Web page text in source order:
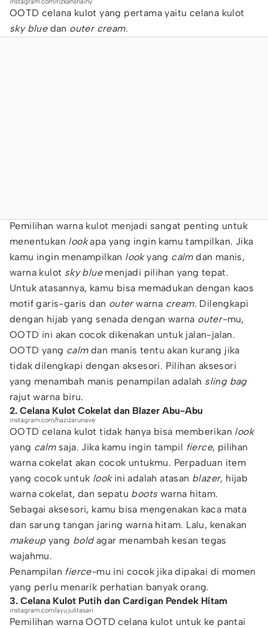
OOTD celana kulot yang pertama yaitu celana kulot
sky bluedan outer cream.
Pemilihan warna kulot menjadi sangat penting untuk
menentukan lookapa yang ingin kamu tampilkan. Jika
kamu ingin menampilkan lookyang calmdan manis,
warna kulot sky bluemenjadi pilihan yang tepat.
Untuk atasannya, kamu bisa memadukan dengan kaos
motif garis-garis dan outerwarna cream. Dilengkapi
dengan hijab yang senada dengan warna outer-mu,
OOTD ini akan cocok dikenakan untuk jalan-jalan.
OOTD yang calmdan manis tentu akan kurang jika
tidak dilengkapi dengan aksesori. Pilihan aksesori
yang menambah manis penampilan adalah sling bag
rajut warna biru.
2. Celana Kulot Cokelat dan Blazer Abu-Abu
instagram.com/hazizarunave
OOTD celana kulot tidak hanya bisa memberikan look
yang calmsaja. Jika kamu ingin tampil fierce, pilihan
warna cokelat akan cocok untukmu. Perpaduan item
yang cocok untuk look ini adalah atasan blazer, hijab
warna cokelat, dan sepatu bootswarna hitam.
Sebagai aksesori, kamu bisa mengenakan kaca mata
dan sarung tangan jaring warna hitam. Lalu, kenakan
makeup yang boldagar menambah kesan tegas
wajahmu.
Penampilan fierce-mu ini cocok jika dipakai di momen
yang perlu menarik perhatian banyak orang.
3. Celana Kulot Putih dan Cardigan Pendek Hitam
instagram.com/ayu.julitasari
Pemilihan warna OOTD celana kulot untuk ke pantai